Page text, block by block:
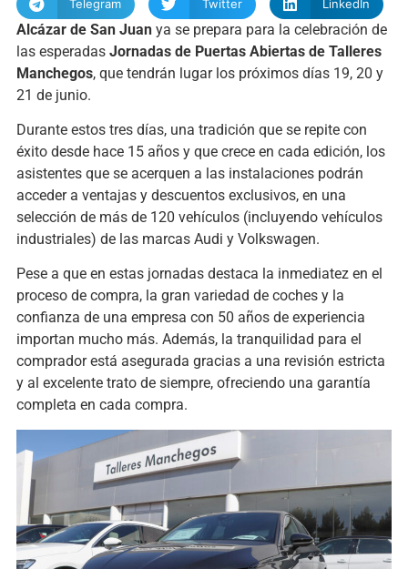
Telegram Twitter LinkedIn
Alcázar de San Juanya se prepara para la celebración de
las esperadas Jornadas de Puertas Abiertas de Talleres
Manchegos, que tendrán lugar los próximos días 19, 20 y
21 de junio.
Durante estos tres días, una tradición que se repite con
éxito desde hace 15 años y que crece en cada edición, los
asistentes que se acerquen a las instalaciones podrán
acceder a ventajas y descuentos exclusivos, en una
selección de más de 120 vehículos (incluyendo vehículos
industriales) de las marcas Audi y Volkswagen.
Pese a que en estas jornadas destaca la inmediatez en el
proceso de compra, la gran variedad de coches y la
confianza de una empresa con 50 años de experiencia
importan mucho más. Además, la tranquilidad para el
comprador está asegurada gracias a una revisión estricta
y al excelente trato de siempre, ofreciendo una garantía
completa en cada compra.